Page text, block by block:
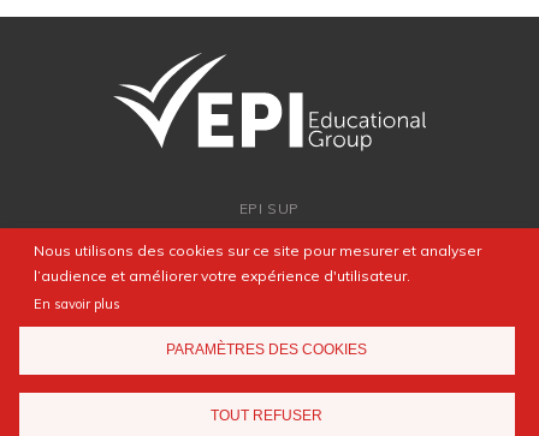
Nous utilisons des cookies sur ce site pour mesurer et analyser
l’audience et améliorer votre expérience d'utilisateur.
En savoir plus
PARAMÈTRES DES COOKIES
TOUT REFUSER
EPI SUP
PARTENARIATS
FAQ
CONTACT